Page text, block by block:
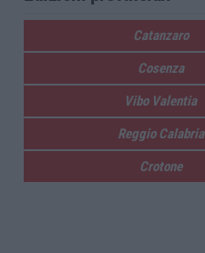
Catanzaro
Cosenza
Vibo Valentia
Reggio Calabria
Crotone